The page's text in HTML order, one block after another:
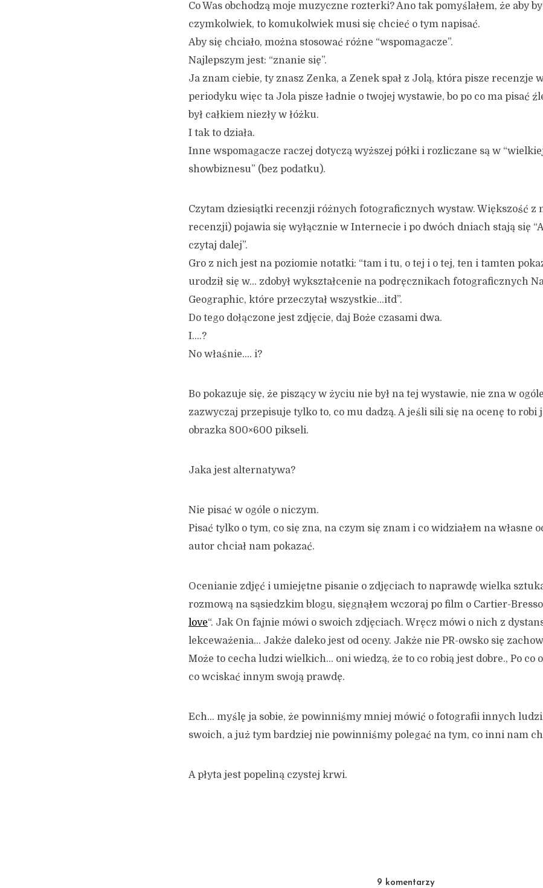
Co Was obchodzą moje muzyczne rozterki? Ano tak pomyślałem, że aby
czymkolwiek, to komukolwiek musi się chcieć o tym napisać.
Aby się chciało, można stosować różne “wspomagacze”.
Najlepszym jest: “znanie się”.
Ja znam ciebie, ty znasz Zenka, a Zenek spał z Jolą, która pisze recenzje
periodyku więc ta Jola pisze ładnie o twojej wystawie, bo po co ma pisać
był całkiem niezły w łóżku.
I tak to działa.
Inne wspomagacze raczej dotyczą wyższej półki i rozliczane są w
showbiznesu” (bez podatku).
Czytam dziesiątki recenzji różnych fotograficznych wystaw. Większość z
recenzji) pojawia się wyłącznie w Internecie i po dwóch dniach stają się
czytaj dalej”.
Gro z nich jest na poziomie notatki: “tam i tu, o tej i o tej, ten i tamten
urodził się w… zdobył wykształcenie na podręcznikach fotograficznych
Geographic, które przeczytał wszystkie…itd”.
Do tego dołączone jest zdjęcie, daj Boże czasami dwa.
I….?
No właśnie…. i?
Bo pokazuje się, że piszący w życiu nie był na tej wystawie, nie zna w
zazwyczaj przepisuje tylko to, co mu dadzą. A jeśli sili się na ocenę to robi
obrazka 800×600 pikseli.
Jaka jest alternatywa?
Nie pisać w ogóle o niczym.
Pisać tylko o tym, co się zna, na czym się znam i co widziałem na własne
autor chciał nam pokazać.
Ocenianie zdjęć i umiejętne pisanie o zdjęciach to naprawdę wielka
rozmową na sąsiedzkim blogu, sięgnąłem wczoraj po film o Cartier-
love“. Jak On fajnie mówi o swoich zdjęciach. Wręcz mówi o nich z
lekceważenia… Jakże daleko jest od oceny. Jakże nie PR-owsko się
Może to cecha ludzi wielkich… oni wiedzą, że to co robią jest dobre., Po co
co wciskać innym swoją prawdę.
Ech… myślę ja sobie, że powinniśmy mniej mówić o fotografii innych
swoich, a już tym bardziej nie powinniśmy polegać na tym, co inni nam
A płyta jest popeliną czystej krwi.
9 komentarzy